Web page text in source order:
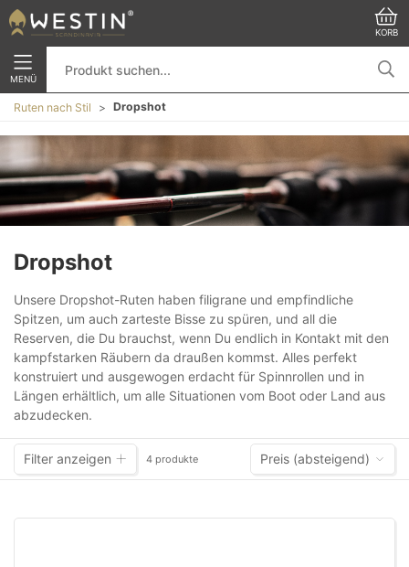
KORB
MENÜ
Ruten nach Stil Dropshot
Dropshot
Unsere Dropshot-Ruten haben filigrane und empfindliche
Spitzen, um auch zarteste Bisse zu spüren, und all die
Reserven, die Du brauchst, wenn Du endlich in Kontakt mit den
kampfstarken Räubern da draußen kommst. Alles perfekt
konstruiert und ausgewogen erdacht für Spinnrollen und in
Längen erhältlich, um alle Situationen vom Boot oder Land aus
abzudecken.
Filter anzeigen 4 produkte Preis (absteigend)